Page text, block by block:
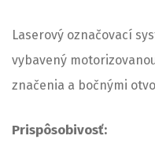
Laserový označovací
vybavený
značenia a bočnými
Prispôsobivosť: